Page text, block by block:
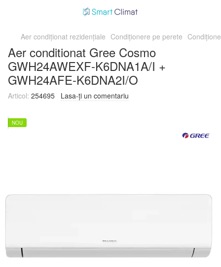
Aer condiționat rezidențiale Condiționere pe perete
Aer conditionat Gree Cosmo
GWH24AWEXF-K6DNA1A/I +
GWH24AFE-K6DNA2I/O
Articol: 254695 Lasa-ți un comentariu
NOU